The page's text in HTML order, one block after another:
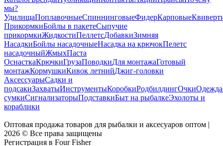
мы?
УдилищаПоплавочныеСпиннинговыеФидерКарповые
ПрикормкиБойлы в пакетеСыпучие
прикормкиЖидкостиПеллетсДобавкиЗимняя
НасадкиБойлы насадочныеНасадка на крючокПелетс
насадочныйЖмыхПаста
ОснасткаКрючкиГрузаПоводкиДля монтажаГотовый
монтажКормушкиКивок летнийДжиг-головки
АксессуарыСадки и
подсакиЗахватыИнструментыКоробкиРодбилдингОчкиОдежда
сумкиСигнализаторыПодставкиБыт на рыбалкеЭхолоты и
кораблики
Оптовая продажа товаров для рыбалки и аксесуаров оптом |
2026 © Все права защищены
Регистрация в Four Fisher